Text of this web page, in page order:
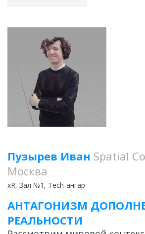
Пузырев Иван Spatial
Москва
xR, Зал №1, Tech-ангар
АНТАГОНИЗМ
РЕАЛЬНОСТИ